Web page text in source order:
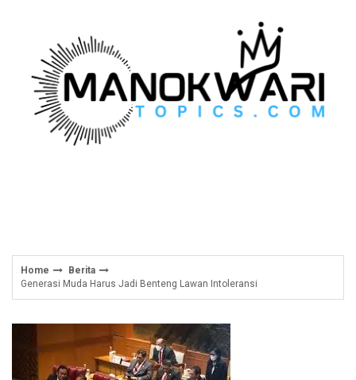
Home
Berita
Generasi Muda Harus Jadi Benteng Lawan Intoleransi